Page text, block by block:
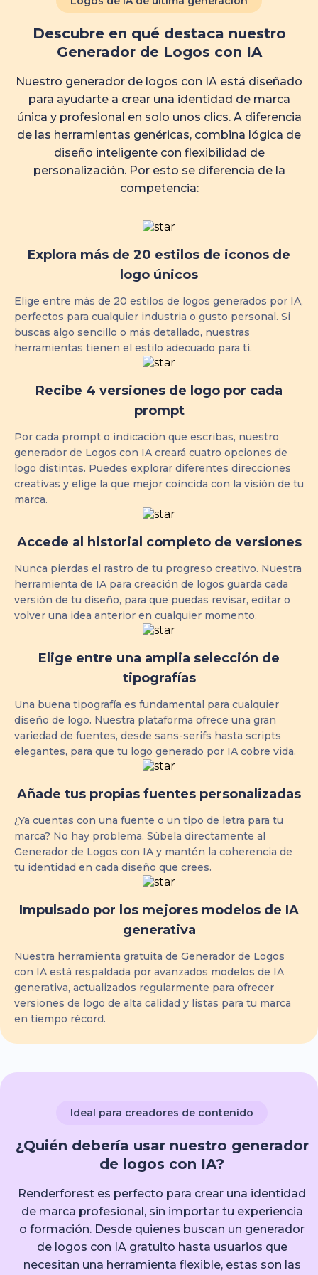
Descubre en qué destaca nuestro
Generador de Logos con IA
Nuestro generador de logos con IA está diseñado
para ayudarte a crear una identidad de marca
única y profesional en solo unos clics. A diferencia
de las herramientas genéricas, combina lógica de
diseño inteligente con flexibilidad de
personalización. Por esto se diferencia de la
competencia:
Explora más de 20 estilos de iconos de
logo únicos
Elige entre más de 20 estilos de logos generados por IA,
perfectos para cualquier industria o gusto personal. Si
buscas algo sencillo o más detallado, nuestras
herramientas tienen el estilo adecuado para ti.
Recibe 4 versiones de logo por cada
prompt
Por cada prompt o indicación que escribas, nuestro
generador de Logos con IA creará cuatro opciones de
logo distintas. Puedes explorar diferentes direcciones
creativas y elige la que mejor coincida con la visión de tu
marca.
Accede al historial completo de versiones
Nunca pierdas el rastro de tu progreso creativo. Nuestra
herramienta de IA para creación de logos guarda cada
versión de tu diseño, para que puedas revisar, editar o
volver una idea anterior en cualquier momento.
Elige entre una amplia selección de
tipografías
Una buena tipografía es fundamental para cualquier
diseño de logo. Nuestra plataforma ofrece una gran
variedad de fuentes, desde sans-serifs hasta scripts
elegantes, para que tu logo generado por IA cobre vida.
Añade tus propias fuentes personalizadas
¿Ya cuentas con una fuente o un tipo de letra para tu
marca? No hay problema. Súbela directamente al
Generador de Logos con IA y mantén la coherencia de
tu identidad en cada diseño que crees.
Impulsado por los mejores modelos de IA
generativa
Nuestra herramienta gratuita de Generador de Logos
con IA está respaldada por avanzados modelos de IA
generativa, actualizados regularmente para ofrecer
versiones de logo de alta calidad y listas para tu marca
en tiempo récord.
Ideal para creadores de contenido
¿Quién debería usar nuestro generador
de logos con IA?
Renderforest es perfecto para crear una identidad
de marca profesional, sin importar tu experiencia
o formación. Desde quienes buscan un generador
de logos con IA gratuito hasta usuarios que
necesitan una herramienta flexible, estas son las